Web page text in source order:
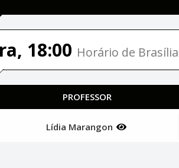
18:00 Horário de Brasília
PROFESSOR
Lídia Marangon